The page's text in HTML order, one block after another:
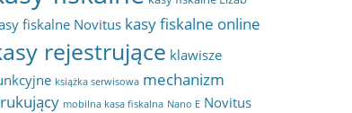
fiskalne Novitus kasy fiskalne online
rejestrujące klawisze
książka serwisowa mechanizm
mobilna kasa fiskalna Nano E Novitus